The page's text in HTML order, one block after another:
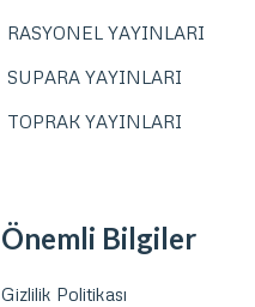
RASYONEL YAYINLARI
SUPARA YAYINLARI
TOPRAK YAYINLARI
Önemli Bilgiler
Gizlilik Politikası